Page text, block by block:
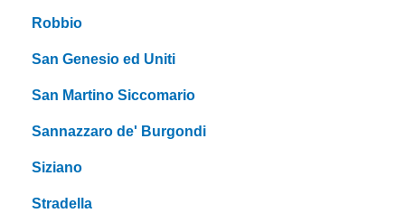
Robbio
San Genesio ed Uniti
San Martino Siccomario
Sannazzaro de' Burgondi
Siziano
Stradella